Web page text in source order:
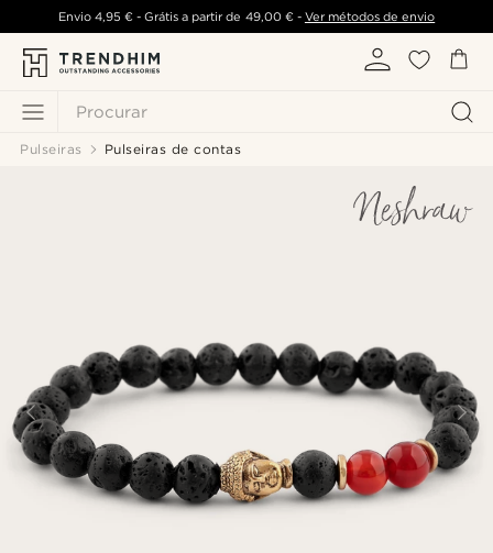
Procurar
Envio 4,95 €- Grátis a partir de 49,00 €- Ver métodos de envio
Pulseiras Pulseiras de contas